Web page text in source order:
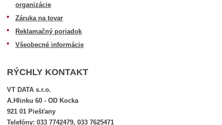
organizácie
Záruka na tovar
Reklamačný poriadok
Všeobecné informácie
RÝCHLY KONTAKT
VT DATA s.r.o.
A.Hlinku 60 - OD Kocka
921 01 Piešťany
Telefóny: 033 7742479, 033 7625471